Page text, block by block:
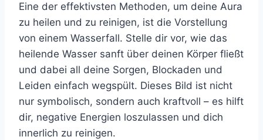
Eine der effektivsten Methoden, um deine Aura
zu heilen und zu reinigen, ist die Vorstellung
von einem Wasserfall. Stelle dir vor, wie das
heilende Wasser sanft über deinen Körper fließt
und dabei all deine Sorgen, Blockaden und
Leiden einfach wegspült. Dieses Bild ist nicht
nur symbolisch, sondern auch kraftvoll – es hilft
dir, negative Energien loszulassen und dich
innerlich zu reinigen.